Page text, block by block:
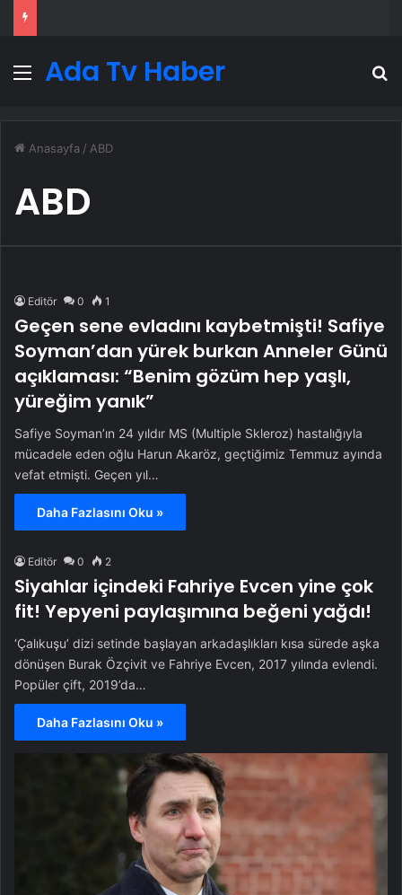
Menü
Ada Tv Haber
Anasayfa / ABD
ABD
Editör 0 1
Geçen sene evladını kaybetmişti! Safiye
Soyman’dan yürek burkan Anneler Günü
açıklaması: “Benim gözüm hep yaşlı,
yüreğim yanık”
Safiye Soyman’ın 24 yıldır MS (Multiple Skleroz) hastalığıyla
mücadele eden oğlu Harun Akaröz, geçtiğimiz Temmuz ayında
vefat etmişti. Geçen yıl…
Daha Fazlasını Oku »
Editör 0 2
Siyahlar içindeki Fahriye Evcen yine çok
fit! Yepyeni paylaşımına beğeni yağdı!
‘Çalıkuşu’ dizi setinde başlayan arkadaşlıkları kısa sürede aşka
dönüşen Burak Özçivit ve Fahriye Evcen, 2017 yılında evlendi.
Popüler çift, 2019’da…
Daha Fazlasını Oku »